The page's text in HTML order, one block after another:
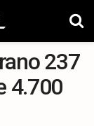
237
4.700